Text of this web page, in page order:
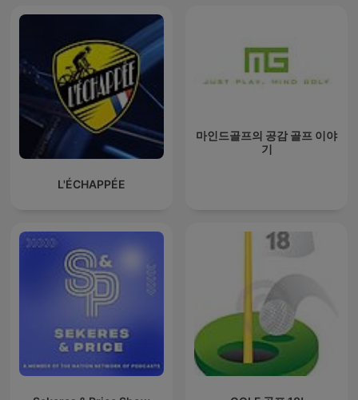
L'ÉCHAPPÉE
마인드골프의 공감 골프 이야
기